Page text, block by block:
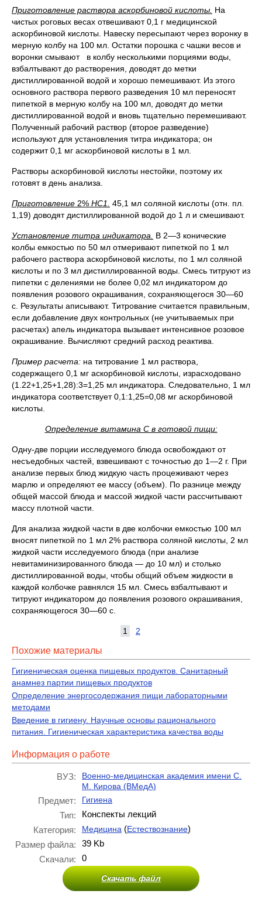
Приготовление раствора аскорбиновой кислоты. На
чистых роговых весах отвешивают 0,1 г медицинской
аскорбиновой кислоты. Навеску пересыпают через воронку в
мерную колбу на 100 мл. Остатки порошка с чашки весов и
воронки смывают в колбу несколькими порциями воды,
взбалтывают до растворения, доводят до метки
дистиллированной водой и хорошо пемешивают. Из этого
основного раствора первого разведения 10 мл переносят
пипеткой в мерную колбу на 100 мл, доводят до метки
дистиллированной водой и вновь тщательно перемешивают.
Полученный рабочий раствор (второе разведение)
используют для установления титра индикатора; он
содержит 0,1 мг аскорбиновой кислоты в 1 мл.
Растворы аскорбиновой кислоты нестойки, поэтому их
готовят в день анализа.
Приготовление 2% НС1.
45,1 мл соляной кислоты (отн. пл.
1,19) доводят дистиллированной водой до 1 л и смешивают.
Установление титра индикатора.
В 2—3 конические
колбы емкостью по 50 мл отмеривают пипеткой по 1 мл
рабочего раствора аскорбиновой кислоты, по 1 мл соляной
кислоты и по 3 мл дистиллированной воды. Смесь титруют из
пипетки с делениями не более 0,02 мл индикатором до
появления розового окрашивания, сохраняющегося 30—60
с. Результаты аписывают. Титрование считается правильным,
если добавление двух контрольных (не учитываемых при
расчетах) апель индикатора вызывает интенсивное розовое
окрашивание. Вычисляют средний расход реактива.
Пример расчета: на титрование 1 мл раствора,
содержащего 0,1 мг аскорбиновой кислоты, израсходовано
(1.22+1,25+1,28):3=1,25 мл индикатора. Следовательно, 1 мл
индикатора соответствует 0,1:1,25=0,08 мг аскорбиновой
кислоты.
Определение витамина С в готовой пищи:
Одну-две порции исследуемого блюда освобождают от
несъедобных частей, взвешивают с точностью до 1—2 г. При
анализе первых блюд жидкую часть процеживают через
марлю и определяют ее массу (объем). По разнице между
общей массой блюда и массой жидкой части рассчитывают
массу плотной части.
Для анализа жидкой части в две колбочки емкостью 100 мл
вносят пипеткой по 1 мл 2% раствора соляной кислоты, 2 мл
жидкой части исследуемого блюда (при анализе
невитаминизированного блюда — до 10 мл) и столько
дистиллированной воды, чтобы общий объем жидкости в
каждой колбочке равнялся 15 мл. Смесь взбалтывают и
титруют индикатором до появления розового окрашивания,
сохраняющегося 30—60 с.
1 2
Похожие материалы
Гигиеническая оценка пищевых продуктов. Санитарный
анамнез партии пищевых продуктов
Определение энергосодержания пищи лабораторными
методами
Введение в гигиену. Научные основы рационального
питания. Гигиеническая характеристика качества воды
Информация о работе
ВУЗ:
Военно-медицинская академия имени С.
М. Кирова (ВМедА)
Предмет: Гигиена
Тип:
Конспекты лекций
Категория:
Медицина (Естествознание)
Размер файла:
39 Kb
Скачали:
0
Скачать файл